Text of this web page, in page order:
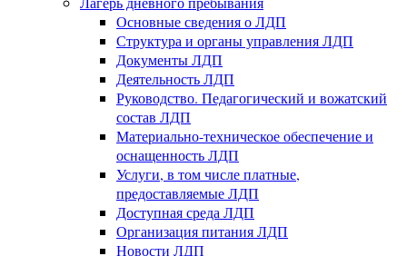
Основные сведения о ЛДП
Структура и органы управления ЛДП
Документы ЛДП
Деятельность ЛДП
Руководство. Педагогический и вожатский
состав ЛДП
Материально-техническое обеспечение и
оснащенность ЛДП
Услуги, в том числе платные,
предоставляемые ЛДП
Доступная среда ЛДП
Организация питания ЛДП
Новости ЛДП